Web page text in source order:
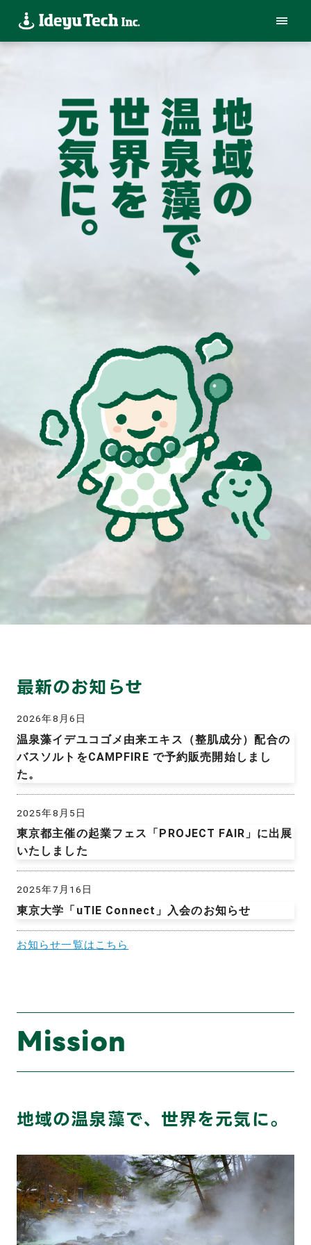
最新のお知らせ
2026年8月6日
温泉藻イデユコゴメ由来エキス（整肌成分）配合の
バスソルトをCAMPFIRE で予約販売開始しまし
た。
2025年8月5日
東京都主催の起業フェス「PROJECT FAIR」に出展
いたしました
2025年7月16日
東京大学「uTIE Connect」入会のお知らせ
お知らせ一覧はこちら
Mission
地域の温泉藻で、世界を元気に。